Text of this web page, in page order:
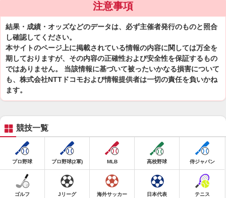
注意事項
結果・成績・オッズなどのデータは、必ず主催者発行のものと照合
し確認してください。
本サイトのページ上に掲載されている情報の内容に関しては万全を
期しておりますが、その内容の正確性および安全性を保証するもの
ではありません。 当該情報に基づいて被ったいかなる損害について
も、株式会社NTTドコモおよび情報提供者は一切の責任を負いかね
ます。
競技一覧
プロ野球 プロ野球(2軍) MLB 高校野球 侍ジャパン
ゴルフ Jリーグ 海外サッカー 日本代表 テニス